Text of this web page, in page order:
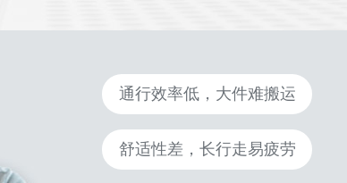
通行效率低，大件难搬运
舒适性差，长行走易疲劳